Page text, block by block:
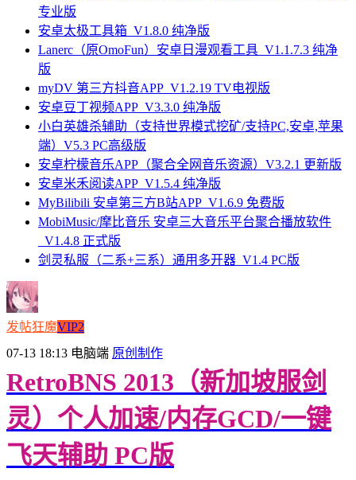
专业版
安卓太极工具箱_V1.8.0 纯净版
Lanerc（原OmoFun）安卓日漫观看工具_V1.1.7.3 纯净
版
myDV 第三方抖音APP_V1.2.19 TV电视版
安卓豆丁视频APP_V3.3.0 纯净版
小白英雄杀辅助（支持世界模式挖矿/支持PC,安卓,苹果
端）V5.3 PC高级版
安卓柠檬音乐APP（聚合全网音乐资源）V3.2.1 更新版
安卓米禾阅读APP_V1.5.4 纯净版
MyBilibili 安卓第三方B站APP_V1.6.9 免费版
MobiMusic/摩比音乐 安卓三大音乐平台聚合播放软件
_V1.4.8 正式版
剑灵私服（二系+三系）通用多开器_V1.4 PC版
发帖狂魔VIP2
07-13 18:13 电脑端 原创制作
RetroBNS 2013（新加坡服剑
灵）个人加速/内存GCD/一键
飞天辅助 PC版